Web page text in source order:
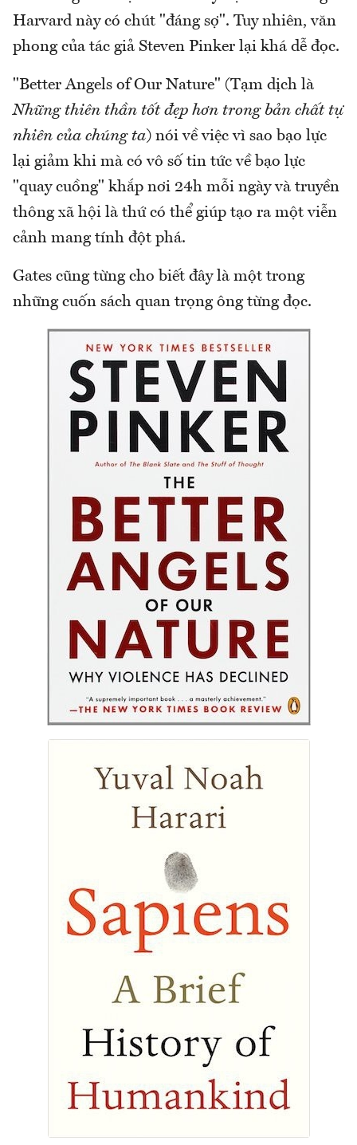
Harvard này có chút "đáng sợ". Tuy nhiên, văn
phong của tác giả Steven Pinker lại khá dễ đọc.
"Better Angels of Our Nature" (Tạm dịch là
Những thiên thần tốt đẹp hơn trong bản chất tự
nhiên của chúng ta) nói về việc vì sao bạo lực
lại giảm khi mà có vô số tin tức về bạo lực
"quay cuồng" khắp nơi 24h mỗi ngày và truyền
thông xã hội là thứ có thể giúp tạo ra một viễn
cảnh mang tính đột phá.
Gates cũng từng cho biết đây là một trong
những cuốn sách quan trọng ông từng đọc.